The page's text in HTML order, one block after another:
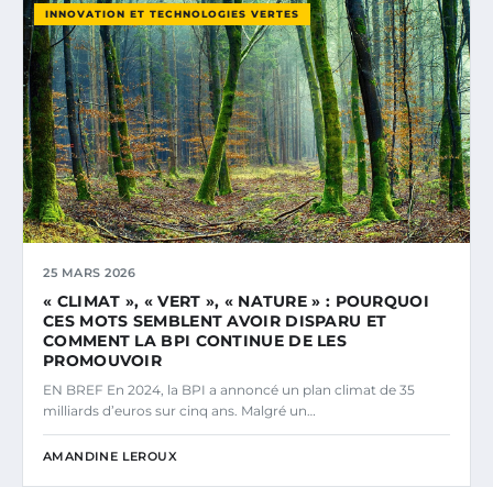
INNOVATION ET TECHNOLOGIES VERTES
25 MARS 2026
« CLIMAT », « VERT », « NATURE » : POURQUOI
CES MOTS SEMBLENT AVOIR DISPARU ET
COMMENT LA BPI CONTINUE DE LES
PROMOUVOIR
EN BREF En 2024, la BPI a annoncé un plan climat de 35
milliards d’euros sur cinq ans. Malgré un…
AMANDINE LEROUX